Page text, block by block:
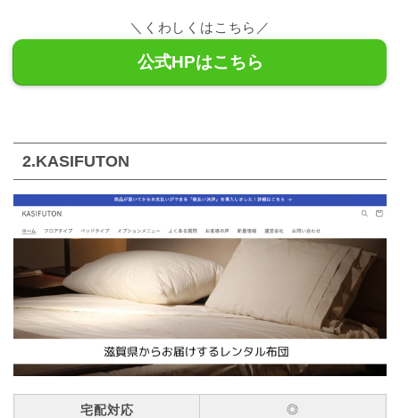
＼くわしくはこちら／
公式HPはこちら
2.KASIFUTON
宅配対応 ◎